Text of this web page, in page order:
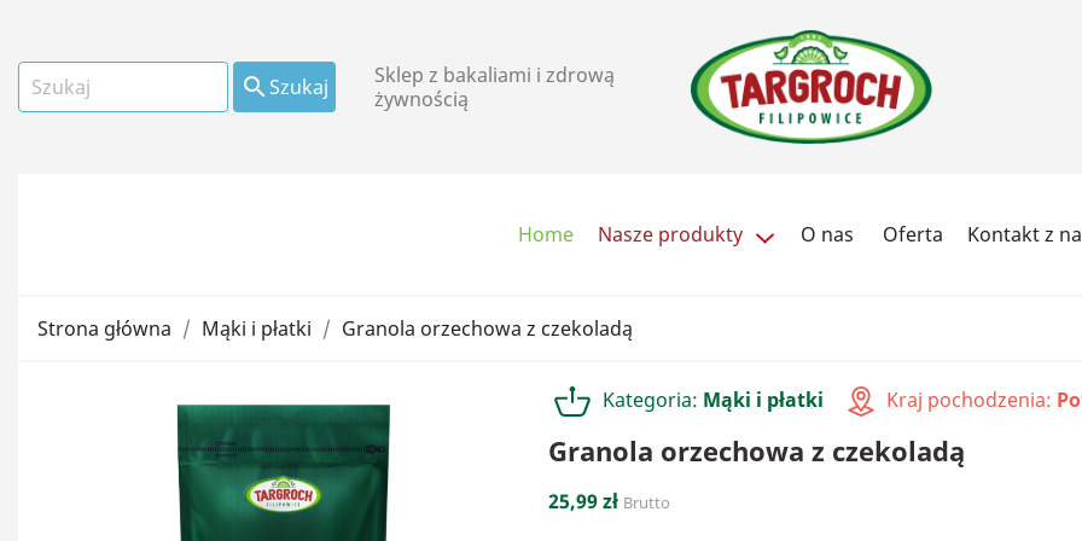
Szukaj
Sklep z bakaliami i zdrową
żywnością
Home Nasze produkty
kandyzowane
Cukry i słodziki
O nas Oferta Kontakt z
Strona główna Mąki i płatki Granola orzechowa z czekoladą
Kategoria: Mąki i płatki Kraj pochodzenia:
Granola orzechowa z czekoladą
25,99 zł Brutto